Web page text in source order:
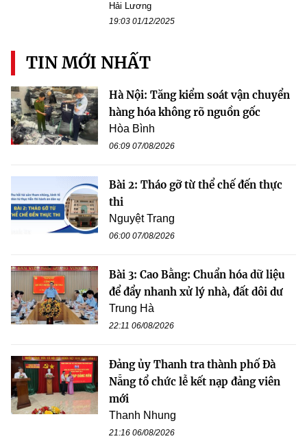
Hải Lương
19:03 01/12/2025
TIN MỚI NHẤT
Hà Nội: Tăng kiểm soát vận chuyển
hàng hóa không rõ nguồn gốc
Hòa Bình
06:09 07/08/2026
Bài 2: Tháo gỡ từ thể chế đến thực
thi
Nguyệt Trang
06:00 07/08/2026
Bài 3: Cao Bằng: Chuẩn hóa dữ liệu
để đẩy nhanh xử lý nhà, đất dôi dư
Trung Hà
22:11 06/08/2026
Đảng ủy Thanh tra thành phố Đà
Nẵng tổ chức lễ kết nạp đảng viên
mới
Thanh Nhung
21:16 06/08/2026